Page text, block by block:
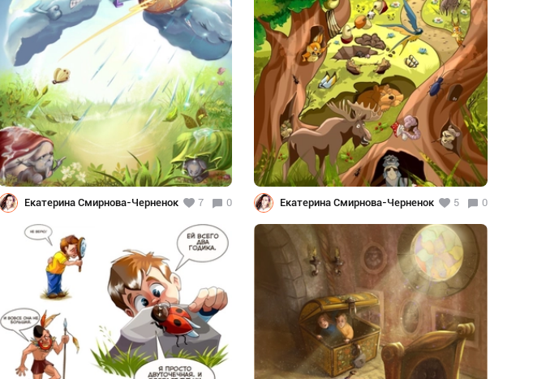
Екатерина Смирнова-Черненок 7 0 Екатерина Смирнова-Черненок 5 0